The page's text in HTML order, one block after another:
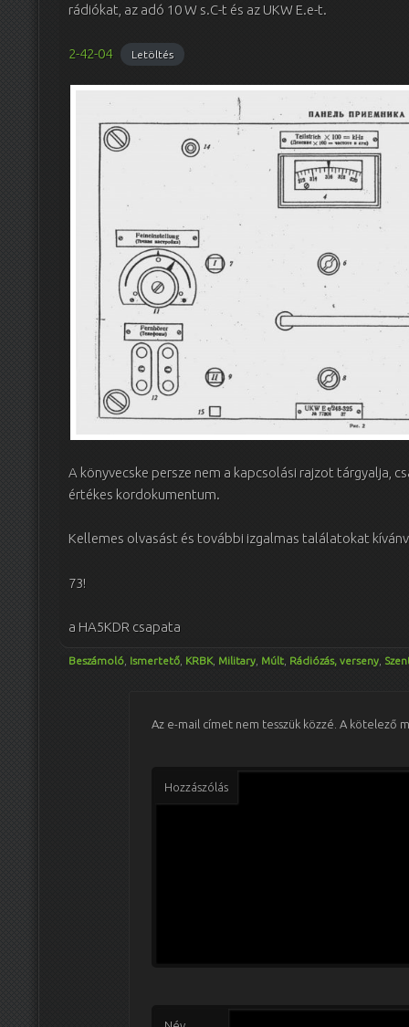
rádiókat, az adó 10 W s.C-t és az UKW E.e-t.
2-42-04 Letöltés
A könyvecske persze nem a kapcsolási rajzot tárgyalja,
értékes kordokumentum.
Kellemes olvasást és további izgalmas találatokat
73!
a HA5KDR csapata
Beszámoló Ismertető KRBK, Military Múlt Rádiózás, verseny
Az e-mail címet nem tesszük közzé. A kötelező
Hozzászólás